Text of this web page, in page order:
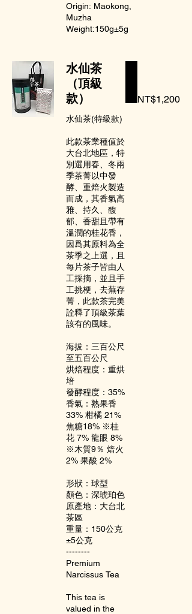
Origin: Maokong,
Muzha
Weight:150g±5g
水仙茶
（頂級
款）
水仙茶(特級款)
此款茶業種值於
大台北地區，特
別選用春、冬兩
季茶菁以中發
酵、重焙火製造
而成，其香氣高
雅、持久、馥
郁、香甜且帶有
溫潤的桂花香，
因爲其原料為全
茶季之上選，且
每片茶子皆由人
工採摘，並且手
工挑梗，去蕪存
菁，此款茶完美
詮釋了頂級茶葉
該有的風味。
海拔：三百公尺
至五百公尺
烘焙程度：重烘
培
發酵程度：35%
香氣：熟果香
33% 柑橘 21%
焦糖18% ※桂
花 7% 龍眼 8%
※木質9％ 焙火
2% 果酸 2%
形狀：球型
顏色：深琥珀色
原產地：大台北
茶區
重量：150公克
±5公克
--------
Premium
Narcissus Tea
This tea is
valued in the
NT$1,200